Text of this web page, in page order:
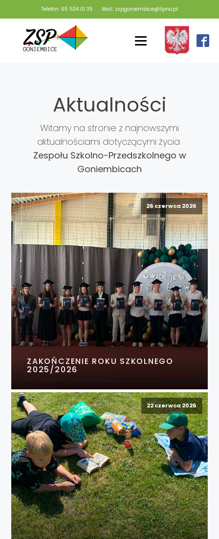
Telefon: 65 534 01 35 Mail: zspgoniembice@lipno.pl
Aktualności
Witamy na stronie z najnowszymi
aktualnościami dotyczącymi życia
Zespołu Szkolno-Przedszkolnego w
Goniembicach
26 czerwca 2026
ZAKOŃCZENIE ROKU SZKOLNEGO
2025/2026
22 czerwca 2026